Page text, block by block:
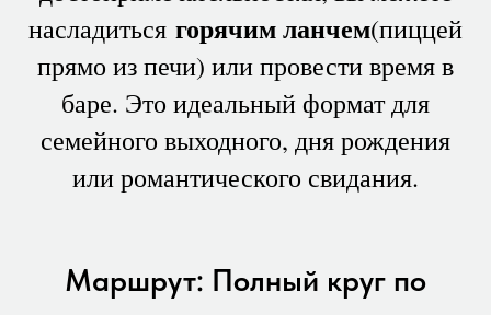
насладиться горячим ланчем(пиццей
прямо из печи) или провести время в
баре. Это идеальный формат для
семейного выходного, дня рождения
или романтического свидания.
Маршрут: Полный круг по